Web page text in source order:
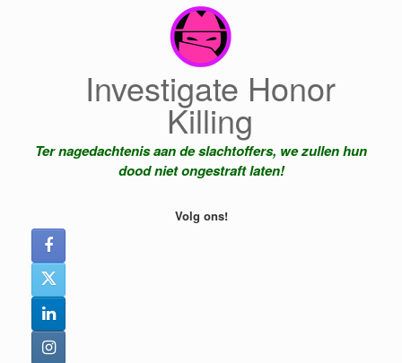
Investigate Honor
Killing
Ter nagedachtenis aan de slachtoffers, we zullen hun
dood niet ongestraft laten!
Volg ons!